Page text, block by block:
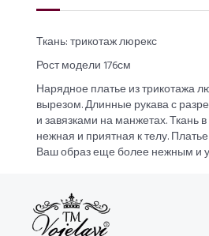
Ткань: трикотаж люрекс
Рост модели 176см
Нарядное платье из трикотажа
вырезом. Длинные рукава с
и завязками на манжетах. Ткань
нежная и приятная к телу.
Ваш образ еще более нежным и